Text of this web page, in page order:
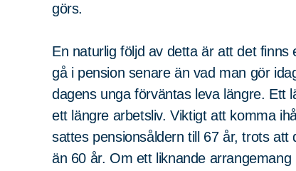
görs.
En naturlig följd av detta är att det
gå i pension senare än vad man gör
dagens unga förväntas leva längre. Ett
ett längre arbetsliv. Viktigt att komma
sattes pensionsåldern till 67 år, trots
än 60 år. Om ett liknande